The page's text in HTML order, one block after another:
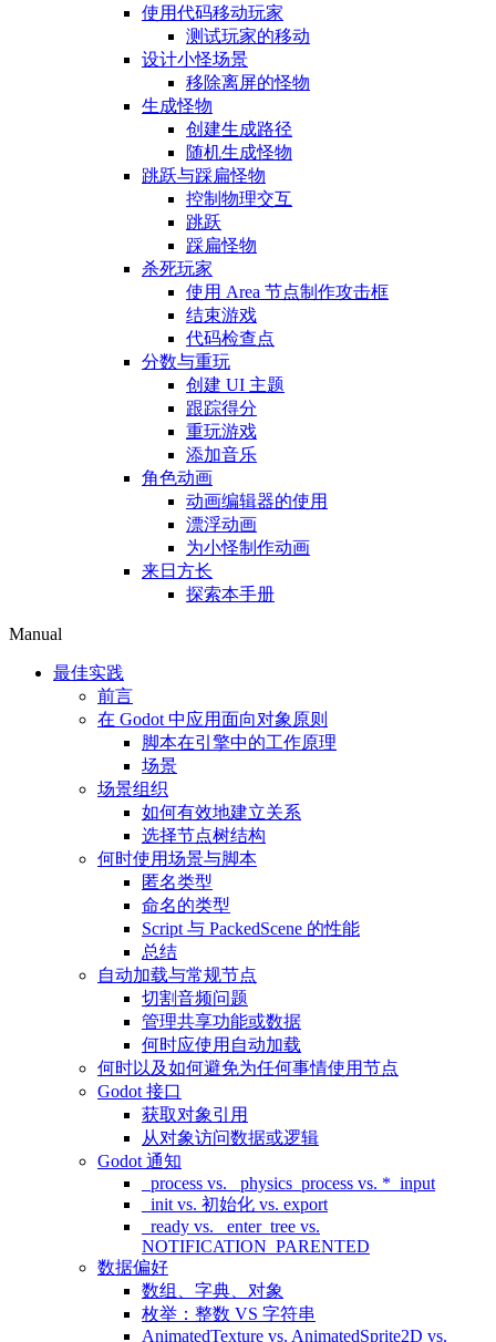
使用代码移动玩家
测试玩家的移动
设计小怪场景
移除离屏的怪物
生成怪物
创建生成路径
随机生成怪物
跳跃与踩扁怪物
控制物理交互
跳跃
踩扁怪物
杀死玩家
使用 Area 节点制作攻击框
结束游戏
代码检查点
分数与重玩
创建 UI 主题
跟踪得分
重玩游戏
添加音乐
角色动画
动画编辑器的使用
漂浮动画
为小怪制作动画
来日方长
探索本手册
Manual
最佳实践
前言
在 Godot 中应用面向对象原则
脚本在引擎中的工作原理
场景
场景组织
如何有效地建立关系
选择节点树结构
何时使用场景与脚本
匿名类型
命名的类型
Script 与 PackedScene 的性能
总结
自动加载与常规节点
切割音频问题
管理共享功能或数据
何时应使用自动加载
何时以及如何避免为任何事情使用节点
Godot 接口
获取对象引用
从对象访问数据或逻辑
Godot 通知
_process vs. _physics_process vs. *_input
_init vs. 初始化 vs. export
_ready vs. _enter_tree vs.
NOTIFICATION_PARENTED
数据偏好
数组、字典、对象
枚举：整数 VS 字符串
AnimatedTexture vs. AnimatedSprite2D vs.